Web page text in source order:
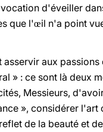
d'éveiller
que l'œil n'a point
aux
» : ce sont là deux
Messieurs,
», considérer
de la beauté et